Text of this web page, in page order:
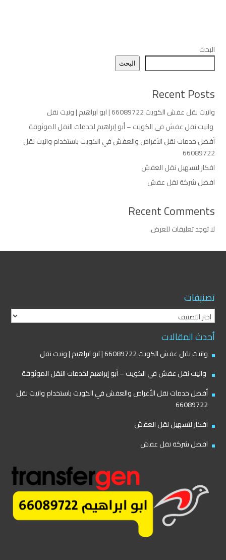
البحث
البحث
Recent Posts
وانيت نقل عفش الكويت 66089722 | ابو ابراهيم | ونيت نقل
وانيت نقل عفش في الكويت – أبو إبراهيم لخدمات النقل الموثوقة
أفضل خدمات نقل الأغراض والعفش في الكويت باستخدام وانيت نقل
66089722
افكار لتسهيل نقل العفش
افضل شركة نقل عفش
Recent Comments
لا توجد تعليقات للعرض.
تصنيفات
تصنيفات
أحدث المقالات
وانيت نقل عفش الكويت 66089722 | ابو ابراهيم | ونيت نقل
وانيت نقل عفش في الكويت – أبو إبراهيم لخدمات النقل الموثوقة
أفضل خدمات نقل الأغراض والعفش في الكويت باستخدام وانيت نقل
66089722
افكار لتسهيل نقل العفش
افضل شركة نقل عفش